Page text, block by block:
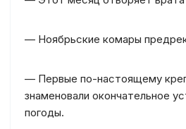
— Ноябрьские комары
— Первые по-настоящему
знаменовали окончательное
погоды.